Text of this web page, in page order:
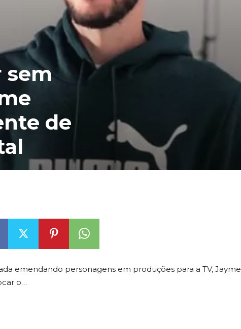
sem
de
emendando personagens em produções para a TV, Jayme
o…